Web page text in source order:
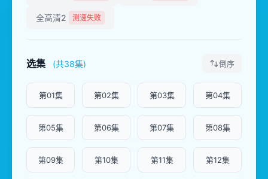
全高清2 测速失败
选集 (共38集) 倒序
第01集 第02集 第03集 第04集
第05集 第06集 第07集 第08集
第09集 第10集 第11集 第12集